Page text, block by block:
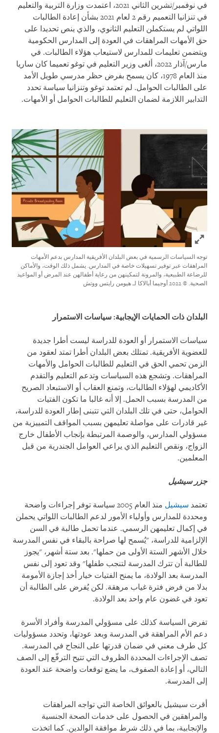
في نوفمبر/تشرين الثاني 2021، اعتمدت وزارة التربية والتعليم
في تنزانيا التعميم رقم 2 لعام 2021 بشأن إعادة الطالبات
اللواتي لم يستكملن التعليم الثانوي، والذي ينص تحديدا على
حق الأمهات المراهقات في العودة إلى المدارس الحكومية
ويتضمن تعليمات للمدارس لاستيعاب هؤلاء الطالبات. في
مارس/آذار 2022، ألغى وزير التعليم في توغو تعميما كان ساريا
منذ العام 1978، كان يسمح بفرض حظر مدرسي طويل الأمد
على الطالبات الحوامل. لم تعتمد توغو وتنزانيا سياسة تحدد
التدابير اللازمة لضمان التعليم للطالبات الحوامل أو الأمهات.
Click to expand Image
توجه السياسات الرسمية في بعض البلدان الأفريقية المدارس بدعم الأمهات
المراهقات عبر توفير تسهيلات خاصة في المدارس. يشمل ذلك الوقت، والأماكن
للرضاعة الطبيعية، والمرونة لتمكينهن من رعاية أطفالهن عند المرض أو المواعيد
الصحية. © 2022 أوجيما أبالاكا لـ هيومن رايتس ووتش
البلدان ذات الحمايات الإيجابية: سياسات الاستمرار
سياسات الاستمرار أو العودة للدراسة ليست أطرا جديدة
للعضوية الأفريقية. تمتلك بعض البلدان أطرا تمتد لعقود من
الزمن تحمي الحق في التعليم للطالبات الحوامل والأمهات
المراهقات. وتشجع هذه السياسات وتدعم التعليم والتقدم
الأكاديمي لهؤلاء الطالبات، وتمنع العقاب أو الاستبعاد الصريح
من المدرسة بسبب الحمل. إلا أنه غالبا ما تكون الفتيات
الحوامل، حتى في تلك البلدان التي تتبنى إطار العودة للدراسة،
غير قادرات على مواصلة تعليمهن بسبب المواقف التمييزية من
مسؤولي المدارس، والوصمة المرتبطة بإنجاب الأطفال خارج
الزواج، ونقص التعليم الذي يراعي العوامل الجندرية من قبل
المعلمين.
جزر سيشيل
تعتمد سيشيل
منذ العام 2005 سياسة توفر إجراءات واضحة
ومحددة للمدارس وأولياء الأمور لدعم الطالبات اللواتي يحملن
في إكمال تعليمهن الرسمي. عندما تحمل طالبة في السن
الإلزامية للدراسة، "يُسمح لها صراحة بالبقاء في نفس المدرسة
خلال الأشهر الستة الأولى من حملها". بعد ستة أشهر، "يجوز
للطالبة أن تترك المدرسة لتنجب طفلها" وقد تعود إلى نفس
المدرسة بعد الولادة، ما يمنح الفتيات خيار أخذ إجازة الأمومة
بدلا من فرض فترة غياب مرهقة. لكن يُفرض على الطالبة أن
تعود في غضون عام واحد بعد الولادة.
تفرض السياسة كذلك على مسؤولي المدرسة وأفراد الأسرة
دعم الأم المراهقة في المدرسة وبعد عودتها، وتحدد مسؤوليات
كل طرف معني في ضمان قدرتها على النجاح في المدرسة.
تصف الإجراءات المحددة الظروف التي تتيح الترفّع إلى الصف
التالي، أو إعادة الصفوف، ما يضع توقعات واضحة عند العودة
إلى المدرسة.
أقرت سيشيل بالعوائق الخاصة التي تواجه المراهقات
والمراهقين في الحصول على خدمات الصحة الجنسية
والإنجابية، بما في ذلك شرط موافقة الوالدين. كما اتخذت